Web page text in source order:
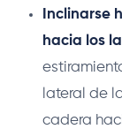
Inclinarse
hacia los
lateral de
cadera